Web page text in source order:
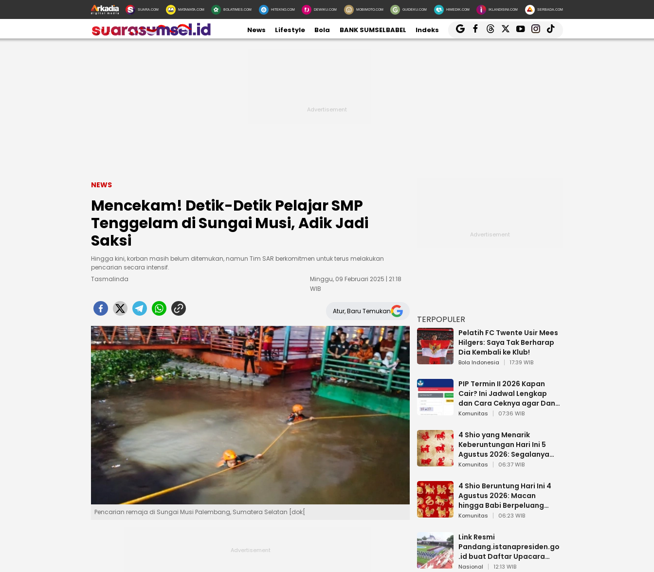
SUARA.COM MATAMATA.COM BOLATIMES.COM HITEKNO.COM DEWIKU.COM MOBIMOTO.COM GUIDEKU.COM HIMEDIK.COM IKLANDISINI.COM SERBADA.COM
News Lifestyle Bola BANK SUMSELBABEL Indeks
NEWS
Mencekam! Detik-Detik Pelajar SMP
Tenggelam di Sungai Musi, Adik Jadi
Saksi
Hingga kini, korban masih belum ditemukan, namun Tim SAR berkomitmen untuk terus melakukan
pencarian secara intensif.
Tasmalinda
Minggu, 09 Februari 2025 | 21:18
WIB
Atur, Baru Temukan
Pencarian remaja di Sungai Musi Palembang, Sumatera Selatan [dok[
TERPOPULER
Pelatih FC Twente Usir Mees
Hilgers: Saya Tak Berharap
Dia Kembali ke Klub!
Bola Indonesia 17:39 WIB
PIP Termin II 2026 Kapan
Cair? Ini Jadwal Lengkap
dan Cara Ceknya agar Dana
Tidak Hangus!
Komunitas 07:36 WIB
4 Shio yang Menarik
Keberuntungan Hari Ini 5
Agustus 2026: Segalanya
Berjalan Lancar
Komunitas 06:37 WIB
4 Shio Beruntung Hari Ini 4
Agustus 2026: Macan
hingga Babi Berpeluang
Dapat Kabar Baik
Komunitas 06:23 WIB
Link Resmi
Pandang.istanapresiden.go
.id buat Daftar Upacara
Bendera HUT RI di Istana
Nasional 12:13 WIB